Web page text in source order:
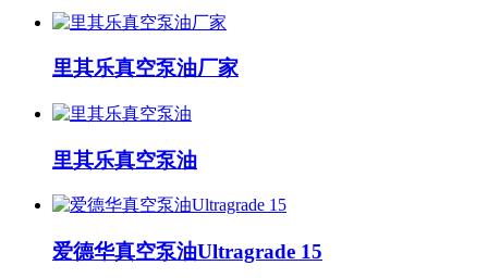
里其乐真空泵油厂家
里其乐真空泵油
爱德华真空泵油Ultragrade 15